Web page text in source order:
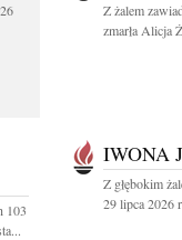
Z żalem
zmarła Alicja
103
IWONA
Z głębokim
29 lipca 2026